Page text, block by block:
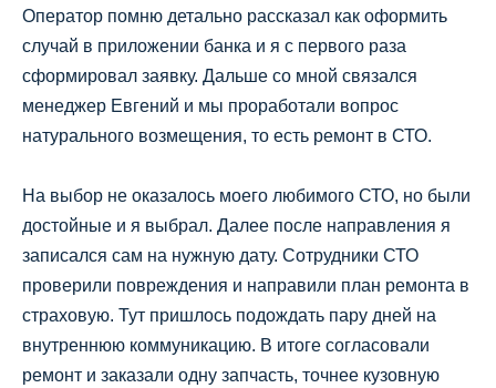
Оператор помню детально рассказал как оформить
случай в приложении банка и я с первого раза
сформировал заявку. Дальше со мной связался
менеджер Евгений и мы проработали вопрос
натурального возмещения, то есть ремонт в СТО.
На выбор не оказалось моего любимого СТО, но были
достойные и я выбрал. Далее после направления я
записался сам на нужную дату. Сотрудники СТО
проверили повреждения и направили план ремонта в
страховую. Тут пришлось подождать пару дней на
внутреннюю коммуникацию. В итоге согласовали
ремонт и заказали одну запчасть, точнее кузовную